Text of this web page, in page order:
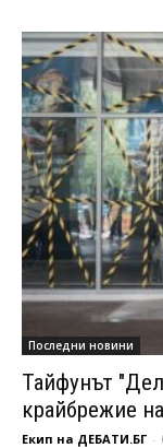
Последни новини
Тайфунът
крайбрежие
Екип на ДЕБАТИ.БГ -